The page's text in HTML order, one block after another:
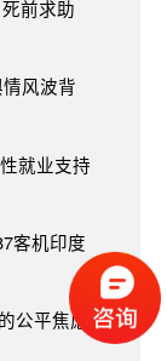
高速路况
网络数据
流订单量
步恢复，
两店客流
的数据显
前三天已超
夜经济复
，4月30日
长超4
前求助
风波背
就业支持
客机印度
公平焦虑